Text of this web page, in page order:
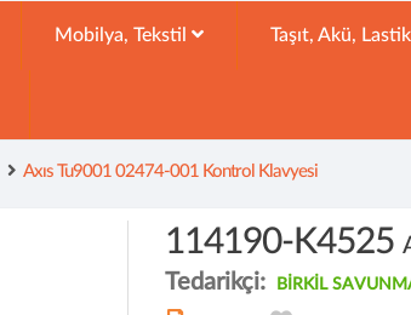
Mobilya, Tekstil Taşıt, Akü, Lastik
Axıs Tu9001 02474-001 Kontrol Klavyesi
114190-K4525
Tedarikçi:
BİRKİL